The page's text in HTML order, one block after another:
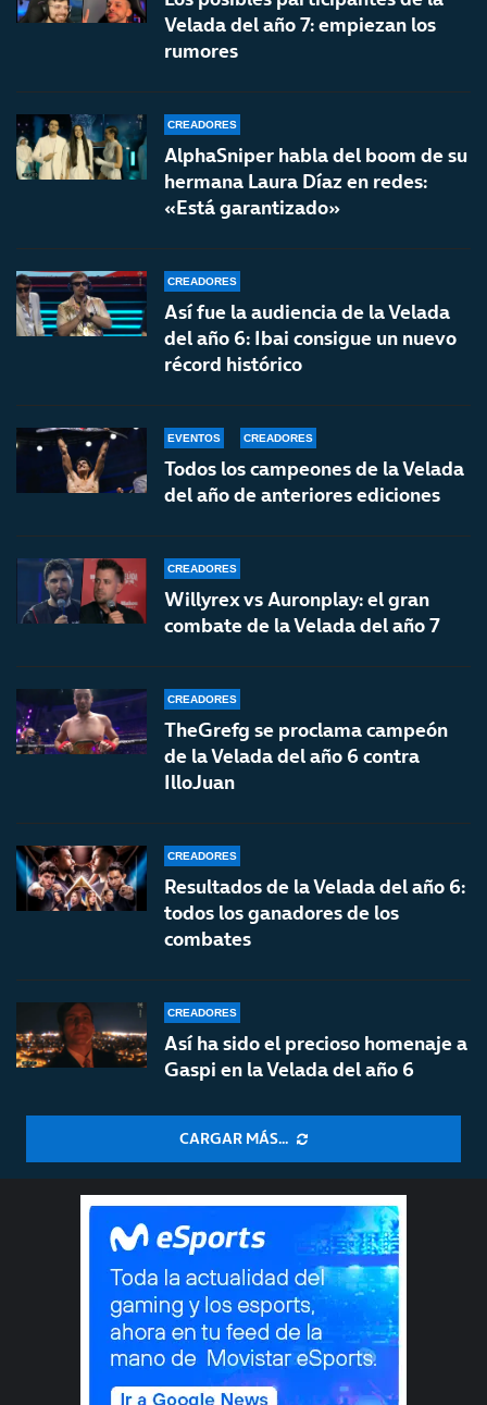
Velada del año 7: empiezan los
rumores
CREADORES
AlphaSniper habla del boom de su
hermana Laura Díaz en redes:
«Está garantizado»
CREADORES
Así fue la audiencia de la Velada
del año 6: Ibai consigue un nuevo
récord histórico
EVENTOS CREADORES
Todos los campeones de la Velada
del año de anteriores ediciones
CREADORES
Willyrex vs Auronplay: el gran
combate de la Velada del año 7
CREADORES
TheGrefg se proclama campeón
de la Velada del año 6 contra
IlloJuan
CREADORES
Resultados de la Velada del año 6:
todos los ganadores de los
combates
CREADORES
Así ha sido el precioso homenaje a
Gaspi en la Velada del año 6
CARGAR MÁS...